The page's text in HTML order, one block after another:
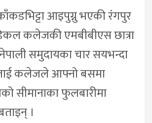
आइपुग्नु भएकी रंगपुर
कलेजकी एमबीबीएस छात्रा
समुदायका चार सयभन्दा
कलेजले आफ्नो बसमा
सीमानाका फुलबारीमा
।